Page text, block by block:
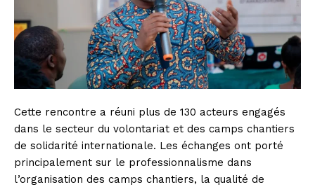
Cette rencontre a réuni plus de 130 acteurs engagés
dans le secteur du volontariat et des camps chantiers
de solidarité internationale. Les échanges ont porté
principalement sur le professionnalisme dans
l’organisation des camps chantiers, la qualité de